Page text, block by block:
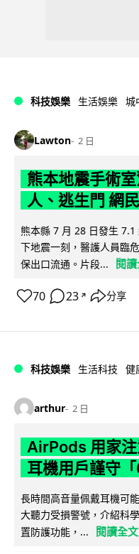
科技娛樂 生活娛樂 城
Lawton 2 日
熊本地震手術
人、逃生門 網
熊本縣 7 月 28 日發生
下地震一刻，醫護人員臨
保出口流通。片段...
閱
70 23 ↗ 分享
科技娛樂 生活科技 健
arthur 2 日
AirPods 用家
耳機用戶謹守
長時間高音量佩戴耳機可
大聽力受損警號，介紹科
置防護功能，...
閱讀全文